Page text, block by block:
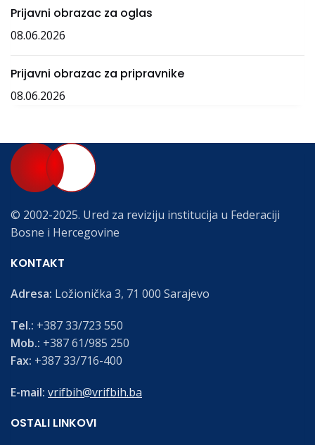
Prijavni obrazac za oglas
08.06.2026
Prijavni obrazac za pripravnike
08.06.2026
© 2002-2025. Ured za reviziju institucija u Federaciji
Bosne i Hercegovine
KONTAKT
Adresa: Ložionička 3, 71 000 Sarajevo
Tel.: +387 33/723 550
Mob.: +387 61/985 250
Fax: +387 33/716-400
E-mail: vrifbih@vrifbih.ba
OSTALI LINKOVI